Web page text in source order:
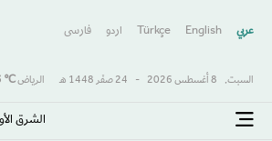
عربي English
Türkçe اردو فارسى
السبت, 8 أغسطس 2026 - 24 صفَر 1448 هـ الرياض℃
الشرق